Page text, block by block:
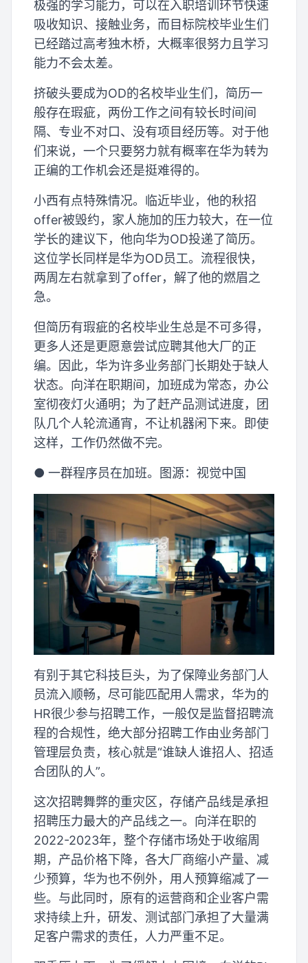
极强的学习能力，可以在入职培训环节快速
吸收知识、接触业务，而目标院校毕业生们
已经踏过高考独木桥，大概率很努力且学习
能力不会太差。
挤破头要成为OD的名校毕业生们，简历一
般存在瑕疵，两份工作之间有较长时间间
隔、专业不对口、没有项目经历等。对于他
们来说，一个只要努力就有概率在华为转为
正编的工作机会还是挺难得的。
小西有点特殊情况。临近毕业，他的秋招
offer被毁约，家人施加的压力较大，在一位
学长的建议下，他向华为OD投递了简历。
这位学长同样是华为OD员工。流程很快，
两周左右就拿到了offer，解了他的燃眉之
急。
但简历有瑕疵的名校毕业生总是不可多得，
更多人还是更愿意尝试应聘其他大厂的正
编。因此，华为许多业务部门长期处于缺人
状态。向洋在职期间，加班成为常态，办公
室彻夜灯火通明；为了赶产品测试进度，团
队几个人轮流通宵，不让机器闲下来。即使
这样，工作仍然做不完。
● 一群程序员在加班。图源：视觉中国
有别于其它科技巨头，为了保障业务部门人
员流入顺畅，尽可能匹配用人需求，华为的
HR很少参与招聘工作，一般仅是监督招聘流
程的合规性，绝大部分招聘工作由业务部门
管理层负责，核心就是“谁缺人谁招人、招适
合团队的人”。
这次招聘舞弊的重灾区，存储产品线是承担
招聘压力最大的产品线之一。向洋在职的
2022-2023年，整个存储市场处于收缩周
期，产品价格下降，各大厂商缩小产量、减
少预算，华为也不例外，用人预算缩减了一
些。与此同时，原有的运营商和企业客户需
求持续上升，研发、测试部门承担了大量满
足客户需求的责任，人力严重不足。